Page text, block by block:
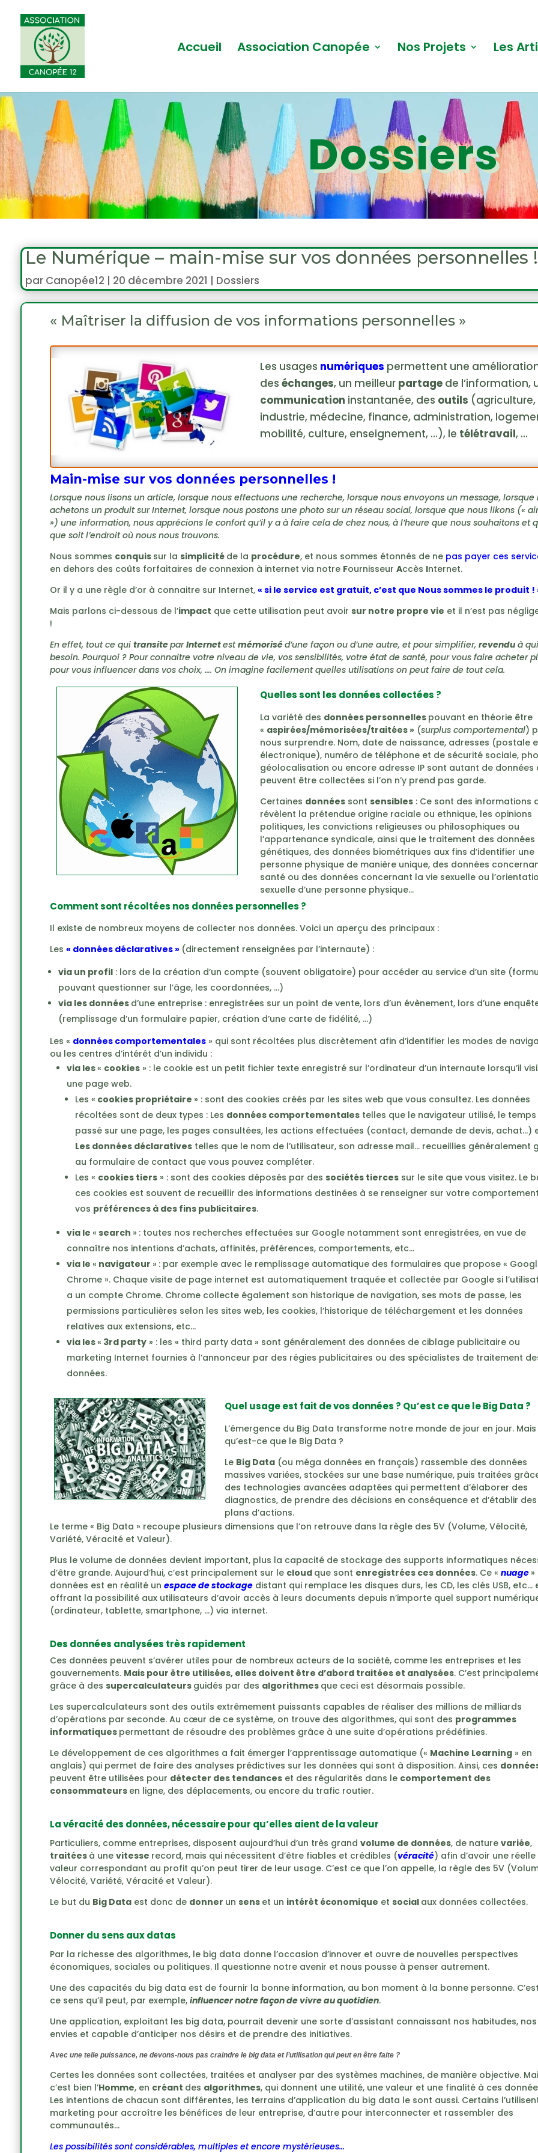
Accueil Association Canopée Nos Projets Les
Dossiers
Le Numérique – main-mise sur vos données personnelles !
par Canopée12 | 20 décembre 2021 | Dossiers
« Maîtriser la diffusion de vos informations personnelles »
Les usages numériques permettent une
deséchanges, un meilleur partage de l’information,
communication instantanée, des outils (agriculture,
industrie, médecine, finance, administration,
mobilité, culture, enseignement, …), le télétravail, …
Main-mise sur vos données personnelles !
Lorsque nous lisons un article, lorsque nous effectuons une recherche, lorsque nous envoyons un message, lorsque
achetons un produit sur Internet, lorsque nous postons une photo sur un réseau social, lorsque que nous likons («
») une information, nous apprécions le confort qu’il y a à faire cela de chez nous, à l’heure que nous souhaitons et
que soit l’endroit où nous nous trouvons.
Nous sommes conquis sur la simplicité de la procédure, et nous sommes étonnés de ne pas payer ces
en dehors des coûts forfaitaires de connexion à internet via notre Fournisseur Accès Internet.
Or il y a une règle d’or à connaitre sur Internet, « si le service est gratuit, c’est que Nous sommes le produit !
Mais parlons ci-dessous de l’impact que cette utilisation peut avoir sur notre propre vie et il n’est pas
!
En effet, tout ce qui transiteparInternetestmémoriséd’une façon ou d’une autre, et pour simplifier, revenduà
besoin. Pourquoi ? Pour connaitre votre niveau de vie, vos sensibilités, votre état de santé, pour vous faire acheter
pour vous influencer dans vos choix, …. On imagine facilement quelles utilisations on peut faire de tout cela.
Quelles sont les données collectées ?
La variété des données personnelles pouvant en théorie être
« aspirées/mémorisées/traitées » (surplus comportemental)
nous surprendre. Nom, date de naissance, adresses (postale
électronique), numéro de téléphone et de sécurité sociale,
géolocalisation ou encore adresse IP sont autant de données
peuvent être collectées si l’on n’y prend pas garde.
Certaines donnéessont sensibles: Ce sont des informations
révèlent la prétendue origine raciale ou ethnique, les opinions
politiques, les convictions religieuses ou philosophiques ou
l’appartenance syndicale, ainsi que le traitement des données
génétiques, des données biométriques aux fins d’identifier une
personne physique de manière unique, des données
santé ou des données concernant la vie sexuelle ou
sexuelle d’une personne physique…
Comment sont récoltées nos données personnelles ?
Il existe de nombreux moyens de collecter nos données. Voici un aperçu des principaux :
Les « données déclaratives » (directement renseignées par l’internaute) :
via un profil: lors de la création d’un compte (souvent obligatoire) pour accéder au service d’un site
pouvant questionner sur l’âge, les coordonnées, …)
via les données d’une entreprise : enregistrées sur un point de vente, lors d’un évènement, lors d’une
(remplissage d’un formulaire papier, création d’une carte de fidélité, …)
Les « données comportementales» qui sont récoltées plus discrètement afin d’identifier les modes de
ou les centres d’intérêt d’un individu :
via les« cookies» : le cookie est un petit fichier texte enregistré sur l’ordinateur d’un internaute lorsqu’il
une page web.
Les « cookies propriétaire » : sont des cookies créés par les sites web que vous consultez. Les données
récoltées sont de deux types : Les données comportementalestelles que le navigateur utilisé, le temps
passé sur une page, les pages consultées, les actions effectuées (contact, demande de devis, achat…)
Les données déclarativestelles que le nom de l’utilisateur, son adresse mail… recueillies généralement
au formulaire de contact que vous pouvez compléter.
Les « cookies tiers» : sont des cookies déposés par des sociétés tiercessur le site que vous visitez. Le
ces cookies est souvent de recueillir des informations destinées à se renseigner sur votre
vos préférences à des fins publicitaires.
via le « search » : toutes nos recherches effectuées sur Google notamment sont enregistrées, en vue de
connaître nos intentions d’achats, affinités, préférences, comportements, etc…
via le « navigateur » : par exemple avec le remplissage automatique des formulaires que propose «
Chrome ». Chaque visite de page internet est automatiquement traquée et collectée par Google si
a un compte Chrome. Chrome collecte également son historique de navigation, ses mots de passe, les
permissions particulières selon les sites web, les cookies, l’historique de téléchargement et les données
relatives aux extensions, etc…
via les« 3rd party» : les « third party data » sont généralement des données de ciblage publicitaire ou
marketing Internet fournies à l’annonceur par des régies publicitaires ou des spécialistes de traitement
données.
Quel usage est fait de vos données ? Qu’est ce que le Big Data ?
L’émergence du Big Data transforme notre monde de jour en jour. Mais
qu’est-ce que le Big Data ?
Le Big Data (ou méga données en français) rassemble des données
massives variées, stockées sur une base numérique, puis traitées
des technologies avancées adaptées qui permettent d’élaborer des
diagnostics, de prendre des décisions en conséquence et d’établir des
plans d’actions.
Le terme « Big Data » recoupe plusieurs dimensions que l’on retrouve dans la règle des 5V (Volume, Vélocité,
Variété, Véracité et Valeur).
Plus le volume de données devient important, plus la capacité de stockage des supports informatiques
d’être grande. Aujourd’hui, c’est principalement sur le cloud que sont enregistrées ces données. Ce « nuage
données est en réalité un espace de stockagedistant qui remplace les disques durs, les CD, les clés USB, etc…
offrant la possibilité aux utilisateurs d’avoir accès à leurs documents depuis n’importe quel support
(ordinateur, tablette, smartphone, …) via internet.
Des données analysées très rapidement
Ces données peuvent s’avérer utiles pour de nombreux acteurs de la société, comme les entreprises et les
gouvernements. Mais pour être utilisées, elles doivent être d’abord traitées et analysées. C’est
grâce à des supercalculateurs guidés par des algorithmes que ceci est désormais possible.
Les supercalculateurs sont des outils extrêmement puissants capables de réaliser des millions de milliards
d’opérations par seconde. Au cœur de ce système, on trouve des algorithmes, qui sont des programmes
informatiques permettant de résoudre des problèmes grâce à une suite d’opérations prédéfinies.
Le développement de ces algorithmes a fait émerger l’apprentissage automatique (« Machine Learning» en
anglais) qui permet de faire des analyses prédictives sur les données qui sont à disposition. Ainsi, ces
peuvent être utilisées pour détecter des tendanceset des régularités dans le comportement des
consommateurs en ligne, des déplacements, ou encore du trafic routier.
La véracité des données, nécessaire pour qu’elles aient de la valeur
Particuliers, comme entreprises, disposent aujourd’hui d’un très grand volume de données, de nature variée,
traitées à une vitesse record, mais qui nécessitent d’être fiables et crédibles (véracité) afin d’avoir une réelle
valeur correspondant au profit qu’on peut tirer de leur usage. C’est ce que l’on appelle, la règle des 5V
Vélocité, Variété, Véracité et Valeur).
Le but du Big Dataest donc de donner un sens et un intérêt économique et social aux données collectées.
Donner du sens aux datas
Par la richesse des algorithmes, le big data donne l’occasion d’innover et ouvre de nouvelles perspectives
économiques, sociales ou politiques. Il questionne notre avenir et nous pousse à penser autrement.
Une des capacités du big data est de fournir la bonne information, au bon moment à la bonne personne.
ce sens qu’il peut, par exemple, influencer notre façon de vivre au quotidien.
Une application, exploitant les big data, pourrait devenir une sorte d’assistant connaissant nos habitudes, nos
envies et capable d’anticiper nos désirs et de prendre des initiatives.
Avec une telle puissance, ne devons-nous pas craindre le big data et l’utilisation qui peut en être faite ?
Certes les données sont collectées, traitées et analyser par des systèmes machines, de manière objective.
c’est bien l’Homme, en créant des algorithmes, qui donnent une utilité, une valeur et une finalité à ces
Les intentions de chacun sont différentes, les terrains d’application du big data le sont aussi. Certains
marketing pour accroître les bénéfices de leur entreprise, d’autre pour interconnecter et rassembler des
communautés…
Les possibilités sont considérables, multiples et encore mystérieuses…